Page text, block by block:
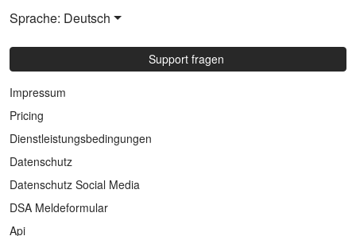
Sprache: Deutsch
Support fragen
Impressum
Pricing
Dienstleistungsbedingungen
Datenschutz
Datenschutz Social Media
DSA Meldeformular
Api